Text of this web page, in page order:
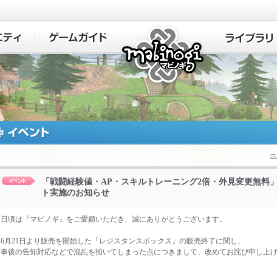
マビノギ
「戦闘経験値・AP・スキルトレーニング2倍・外見変更無料
ト実施のお知らせ
日頃は『マビノギ』をご愛顧いただき、誠にありがとうございます。
6月21日より販売を開始した「レジスタンスボックス」の販売終了に関し、
事後の告知対応などで混乱を招いてしまった点につきまして、改めてお詫び申し上げ